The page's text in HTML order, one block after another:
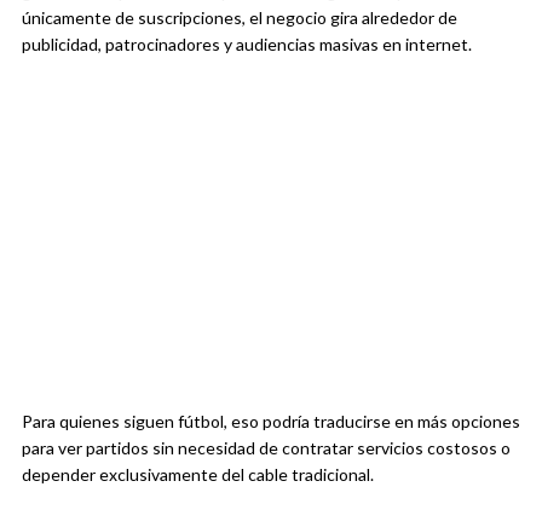
únicamente de suscripciones, el negocio gira alrededor de
publicidad, patrocinadores y audiencias masivas en internet.
Para quienes siguen fútbol, eso podría traducirse en más opciones
para ver partidos sin necesidad de contratar servicios costosos o
depender exclusivamente del cable tradicional.